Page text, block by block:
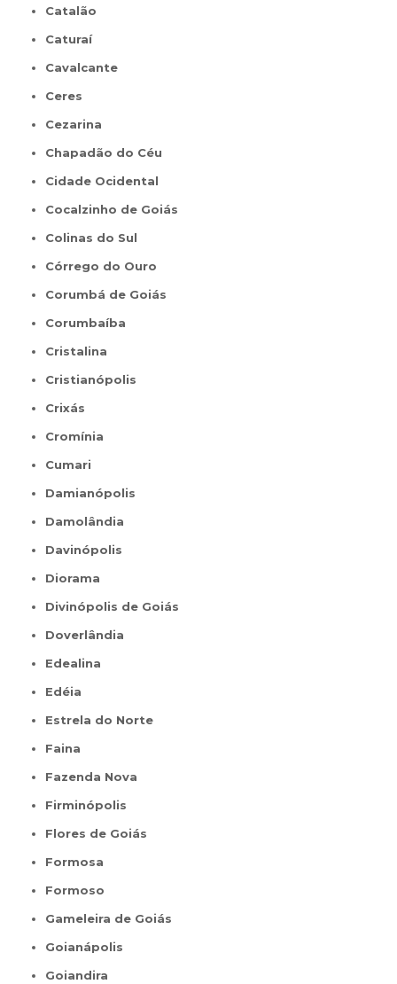
Catalão
Caturaí
Cavalcante
Ceres
Cezarina
Chapadão do Céu
Cidade Ocidental
Cocalzinho de Goiás
Colinas do Sul
Córrego do Ouro
Corumbá de Goiás
Corumbaíba
Cristalina
Cristianópolis
Crixás
Cromínia
Cumari
Damianópolis
Damolândia
Davinópolis
Diorama
Divinópolis de Goiás
Doverlândia
Edealina
Edéia
Estrela do Norte
Faina
Fazenda Nova
Firminópolis
Flores de Goiás
Formosa
Formoso
Gameleira de Goiás
Goianápolis
Goiandira